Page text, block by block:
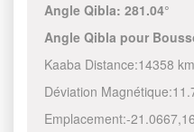
Angle Qibla:281.04°
Angle Qibla pour
Kaaba Distance:14358 km
Déviation Magnétique:
Emplacement:-21.0667,